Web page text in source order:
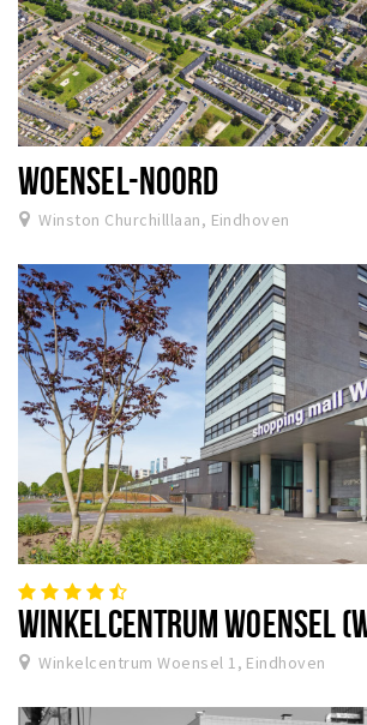
WOENSEL-NOORD
Winston Churchilllaan, Eindhoven
WINKELCENTRUM WOENSEL
Winkelcentrum Woensel 1, Eindhoven